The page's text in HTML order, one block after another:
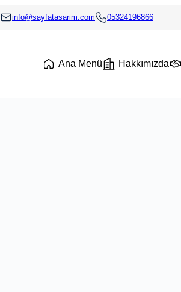
info@sayfatasarim.com 05324196866
Ana Menü Hakkımızda